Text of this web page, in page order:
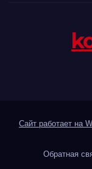
Сайт работает на
Обратная